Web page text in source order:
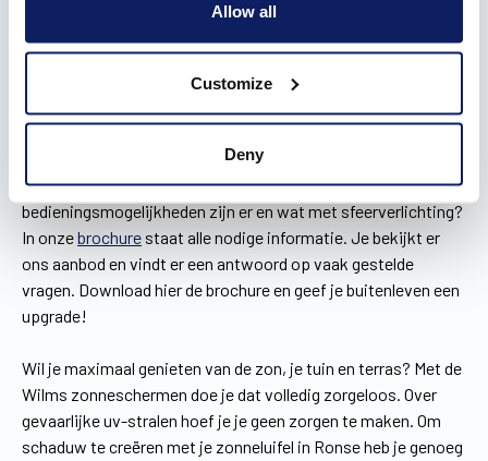
Allow all
Customize
Deny
Een zonneluifel voor je woning in Ronse uitkiezen, doe je niet
zomaar. Welk model? Wit of zwart? Welke
bedieningsmogelijkheden zijn er en wat met sfeerverlichting?
In onzebrochure staat alle nodige informatie. Je bekijkt er
ons aanbod en vindt er een antwoord op vaak gestelde
vragen. Download hier de brochure en geef je buitenleven een
upgrade!
Wil je maximaal genieten van de zon, je tuin en terras? Met de
Wilms zonneschermen doe je dat volledig zorgeloos. Over
gevaarlijke uv-stralen hoef je je geen zorgen te maken. Om
schaduw te creëren met je zonneluifel in Ronse heb je genoeg